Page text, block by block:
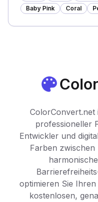
Baby Pink
Coral
ColorConvert.net
professioneller
Entwickler und
Farben zwischen
optimieren Sie
kostenlosen,